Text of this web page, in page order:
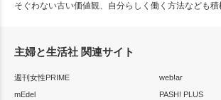
そぐわない古い価値観、自分らしく働く方法なども積
主婦と生活社 関連サイト
週刊女性PRIME
web!ar
mEdel
PASH! PLUS